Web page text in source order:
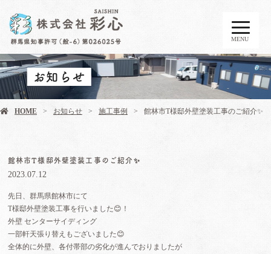
MENU
お知らせ
HOME お知らせ 施工事例 館林市T様邸外壁塗装工事のご紹介✨️
館林市T様邸外壁塗装工事のご紹介✨️
2023.07.12
先日、群馬県館林市にて
T様邸外壁塗装工事を行いました😊！
外壁 センターサイディング
一部軒天張り替えもございました😊
全体的に外壁、各付帯部の劣化が進んでおりましたが